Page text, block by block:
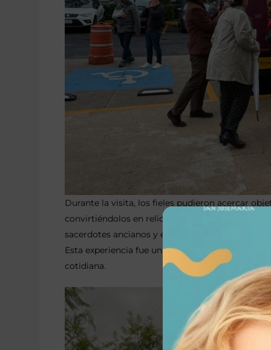
Durante la visita, los fieles pudieron acercar
convirtiéndolos en reliquias de tercer grado. Los
sacerdotes ancianos y enfermos.
Esta experiencia fue una oportunidad para
cotidiana.